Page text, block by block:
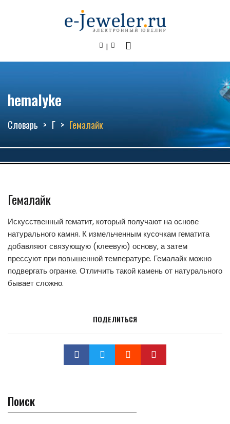
hemalyke
Словарь Г Гемалайк
Гемалайк
Искусственный гематит, который получают на основе
натурального камня. К измельченным кусочкам гематита
добавляют связующую (клеевую) основу, а затем
прессуют при повышенной температуре. Гемалайк можно
подвергать огранке. Отличить такой камень от натурального
бывает сложно.
ПОДЕЛИТЬСЯ
Поиск